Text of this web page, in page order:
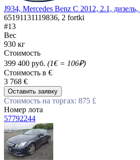
J934, Mercedes Benz C 2012, 2.1,
65191131119836, 2 fortki
#13
Вес
930 кг
Стоимость
399 400 руб. (1€ = 106₽)
Стоимость в €
3 768 €
Оставить заявку
Стоимость на торгах: 875 £
Номер лота
57792244